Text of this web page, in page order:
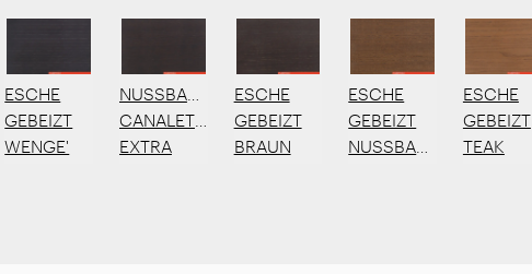
ESCHE
GEBEIZT
WENGE'
NUSSBAUM
CANALETTO
EXTRA
ESCHE
GEBEIZT
BRAUN
ESCHE
GEBEIZT
NUSSBAUM
ESCHE
GEBEIZT
TEAK